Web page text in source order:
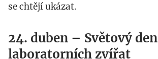
se chtějí ukázat.
24. duben – Světový den
laboratorních zvířat